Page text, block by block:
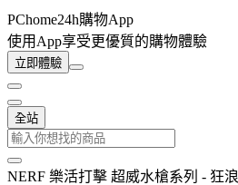
PChome24h購物App
使用App享受更優質的購物體驗
立即體驗
全站
NERF 樂活打擊 超威水槍系列 - 狂